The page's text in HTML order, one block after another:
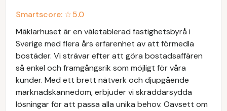
Smartscore: ☆5.0
Mäklarhuset är en väletablerad fastighetsbyrå i
Sverige med flera års erfarenhet av att förmedla
bostäder. Vi strävar efter att göra bostadsaffären
så enkel och framgångsrik som möjligt för våra
kunder. Med ett brett nätverk och djupgående
marknadskännedom, erbjuder vi skräddarsydda
lösningar för att passa alla unika behov. Oavsett om